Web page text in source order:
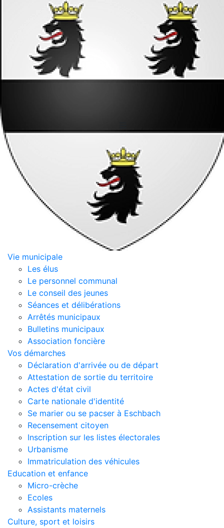
Vie municipale
Les élus
Le personnel communal
Le conseil des jeunes
Séances et délibérations
Arrêtés municipaux
Bulletins municipaux
Association foncière
Vos démarches
Déclaration d'arrivée ou de départ
Attestation de sortie du territoire
Actes d'état civil
Carte nationale d'identité
Se marier ou se pacser à Eschbach
Recensement citoyen
Inscription sur les listes électorales
Urbanisme
Immatriculation des véhicules
Education et enfance
Micro-crèche
Ecoles
Assistants maternels
Culture, sport et loisirs